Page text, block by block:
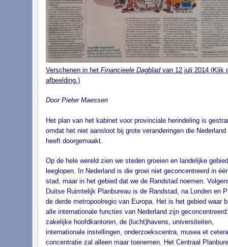
Verschenen in hetFinancieele Dagbladvan 12 juli 2014 (Klik
afbeelding.)
Door Pieter Maessen
Het plan van het kabinet voor provinciale herindeling is
omdat het niet aansloot bij grote veranderingen die Nederland
heeft doorgemaakt.
Op de hele wereld zien we steden groeien en landelijke
leeglopen. In Nederland is die groei niet geconcentreerd in
stad, maar in het gebied dat we de Randstad noemen.
Duitse Ruimtelijk Planbureau is de Randstad, na Londen en
de derde metropoolregio van Europa. Het is het gebied waar
alle internationale functies van Nederland zijn
zakelijke hoofdkantoren, de (lucht)havens, universiteiten,
internationale instellingen, onderzoekscentra, musea et
concentratie zal alleen maar toenemen. Het Centraal